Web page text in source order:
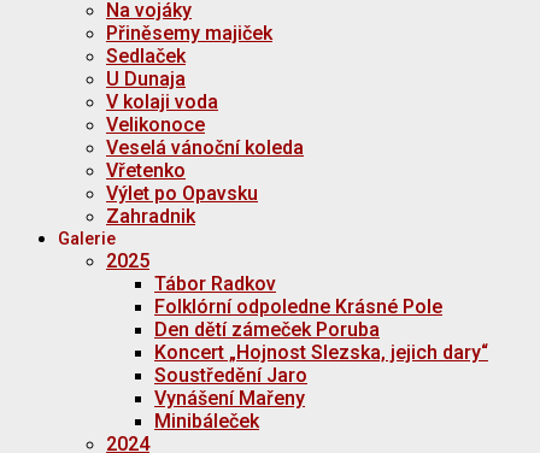
Na vojáky
Přiněsemy majiček
Sedlaček
U Dunaja
V kolaji voda
Velikonoce
Veselá vánoční koleda
Vřetenko
Výlet po Opavsku
Zahradnik
Galerie
2025
Tábor Radkov
Folklórní odpoledne Krásné Pole
Den dětí zámeček Poruba
Koncert „Hojnost Slezska, jejich dary“
Soustředění Jaro
Vynášení Mařeny
Minibáleček
2024